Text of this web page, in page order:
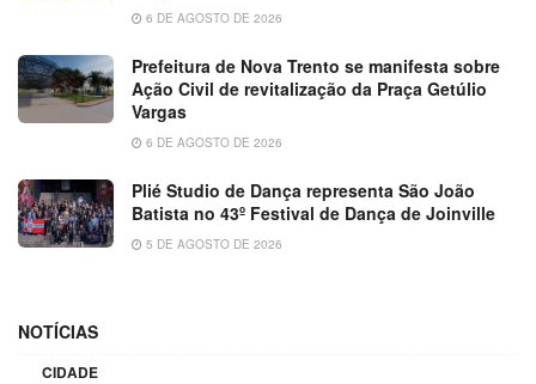
6 DE AGOSTO DE 2026
Prefeitura de Nova Trento se manifesta sobre
Ação Civil de revitalização da Praça Getúlio
Vargas
6 DE AGOSTO DE 2026
Plié Studio de Dança representa São João
Batista no 43º Festival de Dança de Joinville
5 DE AGOSTO DE 2026
NOTÍCIAS
CIDADE